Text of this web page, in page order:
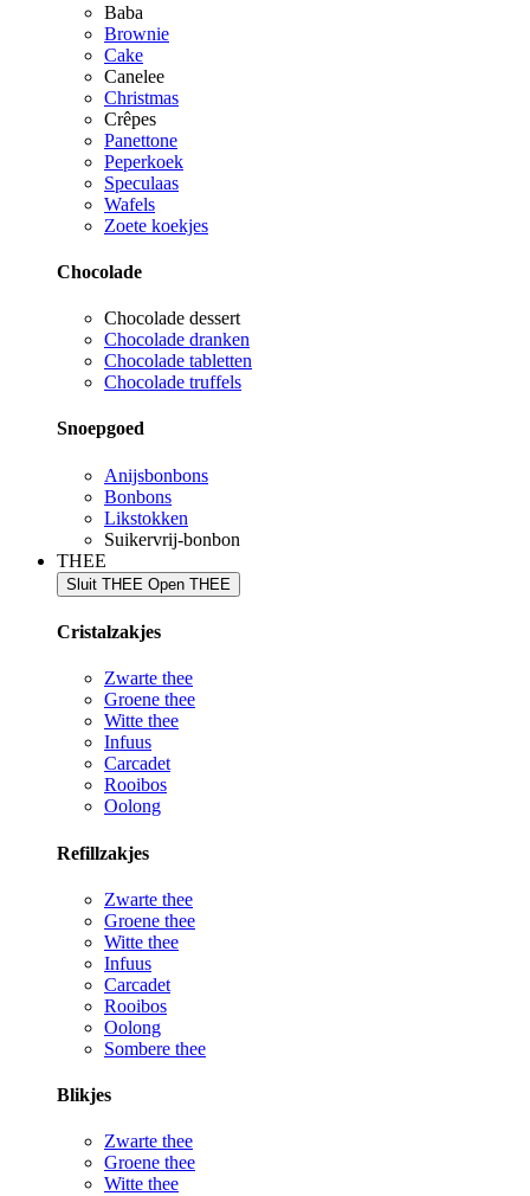
Baba
Brownie
Cake
Canelee
Christmas
Crêpes
Panettone
Peperkoek
Speculaas
Wafels
Zoete koekjes
Chocolade
Chocolade dessert
Chocolade dranken
Chocolade tabletten
Chocolade truffels
Snoepgoed
Anijsbonbons
Bonbons
Likstokken
Suikervrij-bonbon
THEE
Sluit THEE Open THEE
Cristalzakjes
Zwarte thee
Groene thee
Witte thee
Infuus
Carcadet
Rooibos
Oolong
Refillzakjes
Zwarte thee
Groene thee
Witte thee
Infuus
Carcadet
Rooibos
Oolong
Sombere thee
Blikjes
Zwarte thee
Groene thee
Witte thee